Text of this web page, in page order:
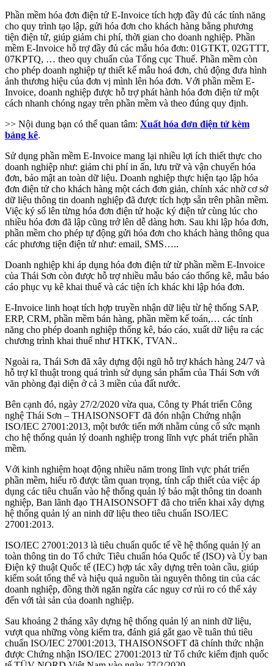
Phần mềm hóa đơn điện tử E-Invoice tích hợp đầy đủ các tính năng
cho quy trình tạo lập, gửi hóa đơn cho khách hàng bằng phương
tiện điện tử, giúp giảm chi phí, thời gian cho doanh nghiệp. Phần
mềm E-Invoice hỗ trợ đầy đủ các mẫu hóa đơn: 01GTKT, 02GTTT,
07KPTQ, … theo quy chuẩn của Tổng cục Thuế. Phần mềm còn
cho phép doanh nghiệp tự thiết kế mẫu hoá đơn, chủ động đưa hình
ảnh thương hiệu của đơn vị mình lên hóa đơn. Với phần mềm E-
Invoice, doanh nghiệp được hỗ trợ phát hành hóa đơn điện tử một
cách nhanh chóng ngay trên phần mềm và theo đúng quy định.
>> Nội dung bạn có thể quan tâm: Xuất hóa đơn điện tử kèm
bảng kê.
Sử dụng phần mềm E-Invoice mang lại nhiều lợi ích thiết thực cho
doanh nghiệp như: giảm chi phí in ấn, lưu trữ và vận chuyển hóa
đơn, bảo mật an toàn dữ liệu. Doanh nghiệp thực hiện tạo lập hóa
đơn điện tử cho khách hàng một cách đơn giản, chính xác nhờ cơ sở
dữ liệu thông tin doanh nghiệp đã được tích hợp sẵn trên phần mềm.
Việc ký số lên từng hóa đơn điện tử hoặc ký điện tử cùng lúc cho
nhiều hóa đơn đã lập cũng trở lên dễ dàng hơn. Sau khi lập hóa đơn,
phần mềm cho phép tự động gửi hóa đơn cho khách hàng thông qua
các phương tiện điện tử như: email, SMS…..
Doanh nghiệp khi áp dụng hóa đơn điện tử từ phần mềm E-Invoice
của Thái Sơn còn được hỗ trợ nhiều mẫu báo cáo thống kê, mẫu báo
cáo phục vụ kê khai thuế và các tiện ích khác khi lập hóa đơn.
E-Invoice linh hoạt tích hợp truyền nhận dữ liệu từ hệ thống SAP,
ERP, CRM, phần mềm bán hàng, phần mềm kế toán,… các tính
năng cho phép doanh nghiệp thống kê, báo cáo, xuất dữ liệu ra các
chương trình khai thuế như HTKK, TVAN..
Ngoài ra, Thái Sơn đã xây dựng đội ngũ hỗ trợ khách hàng 24/7 và
hỗ trợ kĩ thuật trong quá trình sử dụng sản phẩm của Thái Sơn với
văn phòng đại diện ở cả 3 miền của đất nước.
Bên cạnh đó, ngày 27/2/2020 vừa qua, Công ty Phát triển Công
nghệ Thái Sơn – THAISONSOFT đã đón nhận Chứng nhận
ISO/IEC 27001:2013, một bước tiến mới nhằm củng cố sức mạnh
cho hệ thống quản lý doanh nghiệp trong lĩnh vực phát triển phần
mềm.
Với kinh nghiệm hoạt động nhiều năm trong lĩnh vực phát triển
phần mềm, hiểu rõ được tầm quan trọng, tính cấp thiết của việc áp
dụng các tiêu chuẩn vào hệ thống quản lý bảo mật thông tin doanh
nghiệp, Ban lãnh đạo THAISONSOFT đã cho triển khai xây dựng
hệ thống quản lý an ninh dữ liệu theo tiêu chuẩn ISO/IEC
27001:2013.
ISO/IEC 27001:2013 là tiêu chuẩn quốc tế về hệ thống quản lý an
toàn thông tin do Tổ chức Tiêu chuẩn hóa Quốc tế (ISO) và Ủy ban
Điện kỹ thuật Quốc tế (IEC) hợp tác xây dựng trên toàn cầu, giúp
kiểm soát tổng thể và hiệu quả nguồn tài nguyên thông tin của các
doanh nghiệp, đồng thời ngăn ngừa các nguy cơ rủi ro có thể xảy
đến với tài sản của doanh nghiệp.
Sau khoảng 2 tháng xây dựng hệ thống quản lý an ninh dữ liệu,
vượt qua những vòng kiểm tra, đánh giá gắt gao về tuân thủ tiêu
chuẩn ISO/IEC 27001:2013, THAISONSOFT đã chính thức nhận
được Chứng nhận ISO/IEC 27001:2013 từ Tổ chức kiểm định quốc